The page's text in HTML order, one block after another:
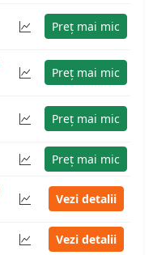
Preț mai mic
Preț mai mic
Preț mai mic
Preț mai mic
Vezi detalii
Vezi detalii